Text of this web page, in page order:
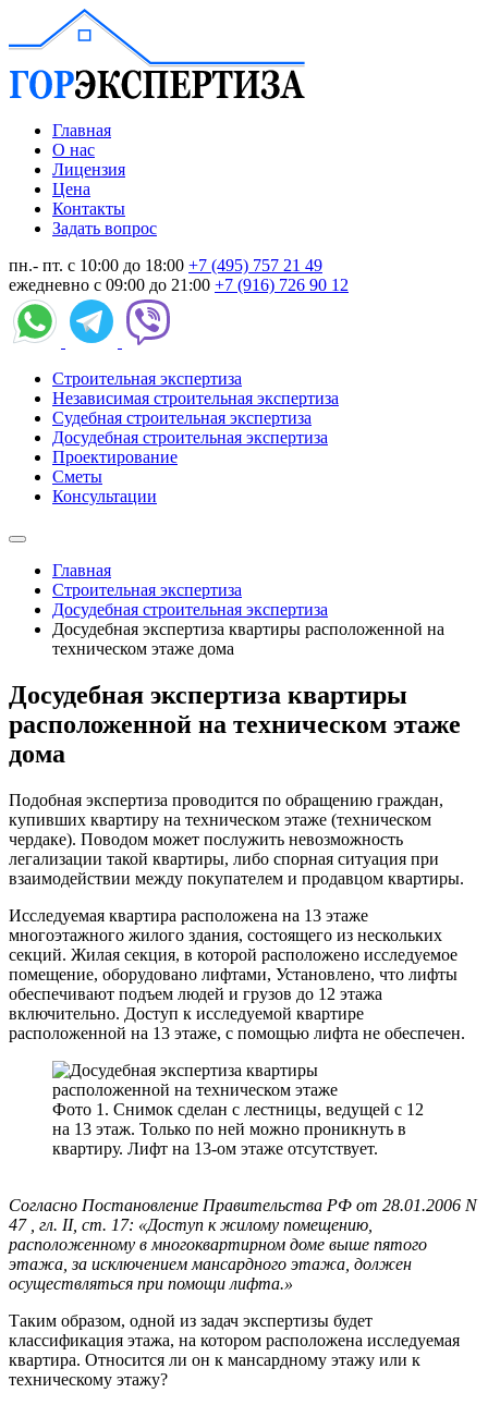
Главная
О нас
Лицензия
Цена
Контакты
Задать вопрос
пн.- пт. с 10:00 до 18:00 +7 (495) 757 21 49
ежедневно с 09:00 до 21:00 +7 (916) 726 90 12
Строительная экспертиза
Независимая строительная экспертиза
Судебная строительная экспертиза
Досудебная строительная экспертиза
Проектирование
Сметы
Консультации
Главная
Строительная экспертиза
Досудебная строительная экспертиза
Досудебная экспертиза квартиры расположенной на
техническом этаже дома
Досудебная экспертиза квартиры
расположенной на техническом этаже
дома
Подобная экспертиза проводится по обращению граждан,
купивших квартиру на техническом этаже (техническом
чердаке). Поводом может послужить невозможность
легализации такой квартиры, либо спорная ситуация при
взаимодействии между покупателем и продавцом квартиры.
Исследуемая квартира расположена на 13 этаже
многоэтажного жилого здания, состоящего из нескольких
секций. Жилая секция, в которой расположено исследуемое
помещение, оборудовано лифтами, Установлено, что лифты
обеспечивают подъем людей и грузов до 12 этажа
включительно. Доступ к исследуемой квартире
расположенной на 13 этаже, с помощью лифта не обеспечен.
Фото 1. Снимок сделан с лестницы, ведущей с 12
на 13 этаж. Только по ней можно проникнуть в
квартиру. Лифт на 13-ом этаже отсутствует.
Согласно Постановление Правительства РФ от 28.01.2006 N
47 , гл. II, ст. 17: «Доступ к жилому помещению,
расположенному в многоквартирном доме выше пятого
этажа, за исключением мансардного этажа, должен
осуществляться при помощи лифта.»
Таким образом, одной из задач экспертизы будет
классификация этажа, на котором расположена исследуемая
квартира. Относится ли он к мансардному этажу или к
техническому этажу?